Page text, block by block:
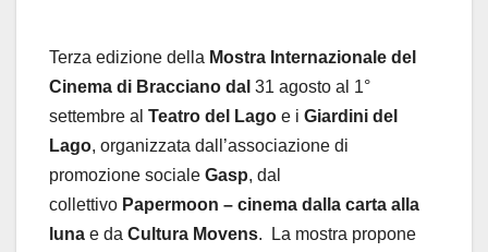
Terza edizione della Mostra Internazionale del
Cinema di Bracciano dal 31 agosto al 1°
settembre al Teatro del Lago e i Giardini del
Lago, organizzata dall’associazione di
promozione sociale Gasp, dal
collettivo Papermoon – cinema dalla carta alla
luna e da Cultura Movens. La mostra propone